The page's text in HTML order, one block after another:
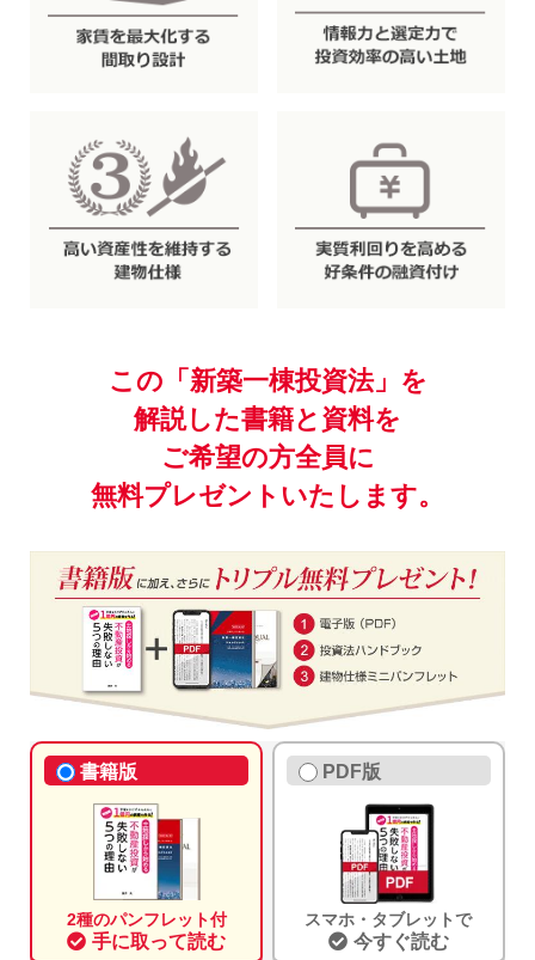
この「新築一棟投資法」を
解説した書籍と資料を
ご希望の方全員に
無料プレゼントいたします。
書籍版
2種のパンフレット付
手に取って読む
PDF版
スマホ・タブレットで
今すぐ読む